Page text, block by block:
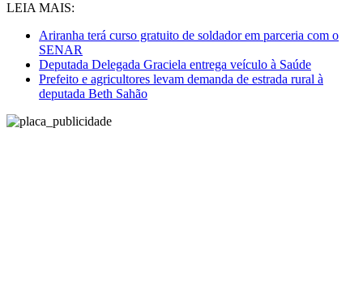
LEIA MAIS:
Ariranha terá curso gratuito de soldador em parceria com o
SENAR
Deputada Delegada Graciela entrega veículo à Saúde
Prefeito e agricultores levam demanda de estrada rural à
deputada Beth Sahão